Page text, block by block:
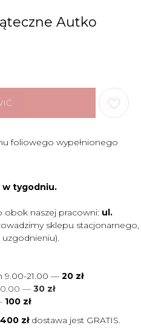
Autko
foliowego wypełnionego
w tygodniu.
naszej pracowni: ul.
sklepu stacjonarnego,
9.00-21.00 — 20 zł
— 30 zł
100 zł
zł dostawa jest GRATIS.